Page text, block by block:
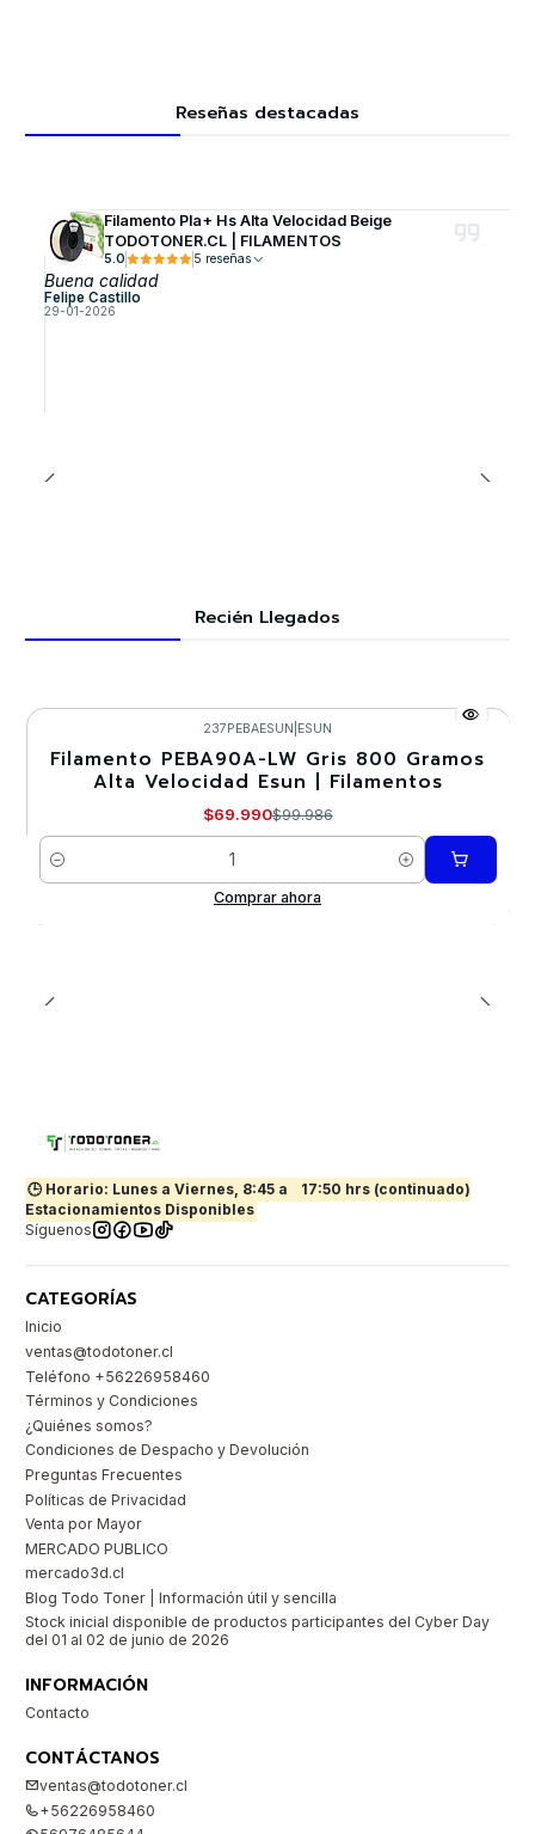
Reseñas destacadas
Filamento Pla+ Hs Alta Velocidad Beige
TODOTONER.CL | FILAMENTOS
5.0 5 reseñas
Buena calidad
Felipe Castillo
29-01-2026
Recién Llegados
-30%
237PEBAESUN ESUN
Filamento PEBA90A-LW Gris 800 Gramos
Alta Velocidad Esun | Filamentos
$69.990$99.986
Cantidad
Comprar ahora
🕒 Horario: Lunes a Viernes, 8:45 a
17:50 hrs (continuado)
Estacionamientos Disponibles
Síguenos
CATEGORÍAS
Inicio
ventas@todotoner.cl
Teléfono +56226958460
Términos y Condiciones
¿Quiénes somos?
Condiciones de Despacho y Devolución
Preguntas Frecuentes
Políticas de Privacidad
Venta por Mayor
MERCADO PUBLICO
mercado3d.cl
Blog Todo Toner | Información útil y sencilla
Stock inicial disponible de productos participantes del Cyber Day
del 01 al 02 de junio de 2026
INFORMACIÓN
Contacto
CONTÁCTANOS
ventas@todotoner.cl
+56226958460